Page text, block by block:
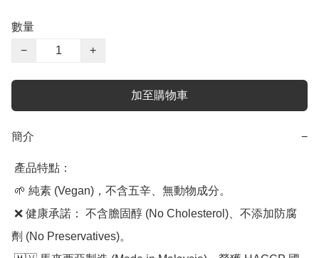
數量
−
+
加至購物車
簡介 −
劑 (No Preservatives)。